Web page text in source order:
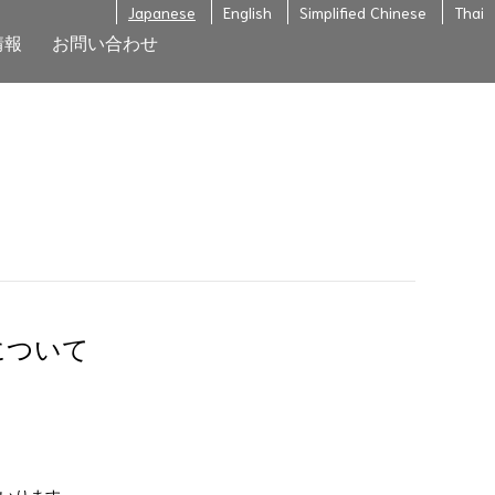
お問い合わせ
Japanese English Simplified Chinese Thai
いて